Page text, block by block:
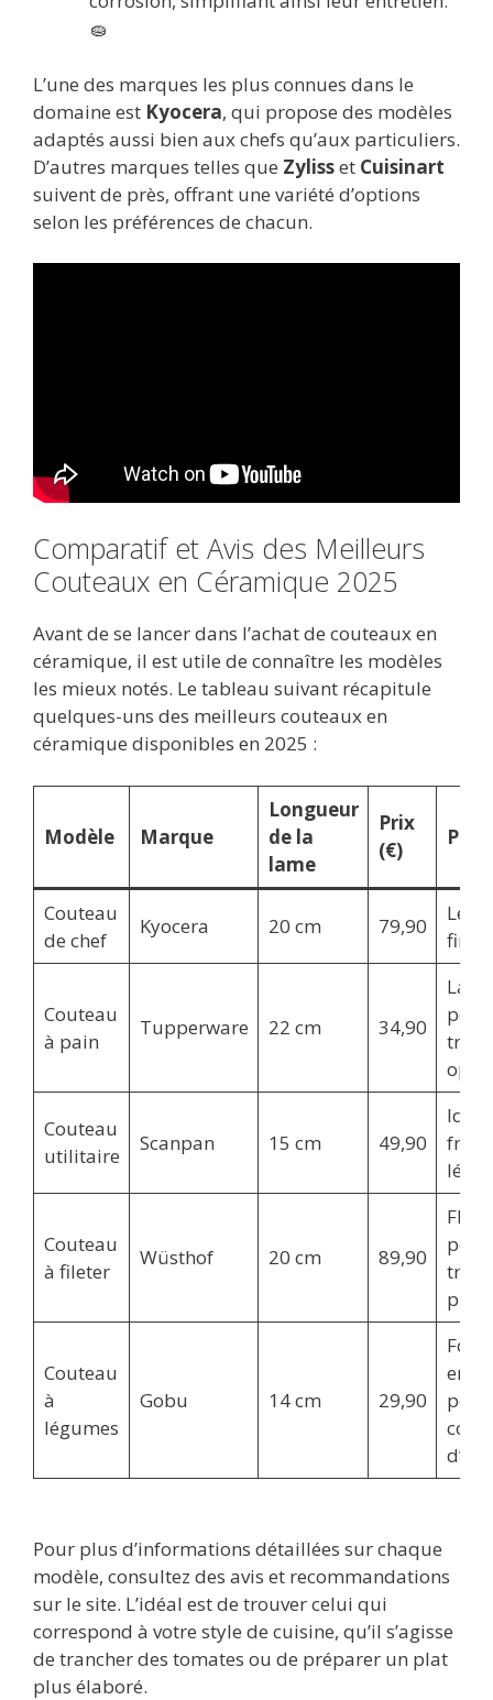
🧽
L’une des marques les plus connues dans le
domaine est Kyocera, qui propose des modèles
adaptés aussi bien aux chefs qu’aux particuliers.
D’autres marques telles que Zylisset Cuisinart
suivent de près, offrant une variété d’options
selon les préférences de chacun.
Comparatif et Avis des Meilleurs
Couteaux en Céramique 2025
Avant de se lancer dans l’achat de couteaux en
céramique, il est utile de connaître les modèles
les mieux notés. Le tableau suivant récapitule
quelques-uns des meilleurs couteaux en
céramique disponibles en 2025 :
Modèle Marque
Longueur
de la
lame
Prix
(€)
Couteau
de chef
Kyocera 20 cm 79,90
Couteau
à pain
Tupperware 22 cm 34,90
Couteau
utilitaire
Scanpan 15 cm 49,90
Couteau
à fileter
Wüsthof 20 cm 89,90
Couteau
à
légumes
Gobu 14 cm 29,90
Pour plus d’informations détaillées sur chaque
modèle, consultez des avis et recommandations
sur le site. L’idéal est de trouver celui qui
correspond à votre style de cuisine, qu’il s’agisse
de trancher des tomates ou de préparer un plat
plus élaboré.